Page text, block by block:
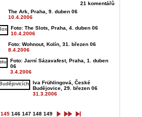
21 komentářů
The Ark, Praha, 9. duben 06
10.4.2006
Foto: The Slots, Praha, 4. duben 06
10.4.2006
Foto: Wohnout, Kolín, 31. březen 06
8.4.2006
Foto: Jarní Sázavafest, Praha, 1. duben
06
3.4.2006
Iva Frühlingová, České
Budějovice, 29. březen 06
31.3.2006
145 146 147 148 149